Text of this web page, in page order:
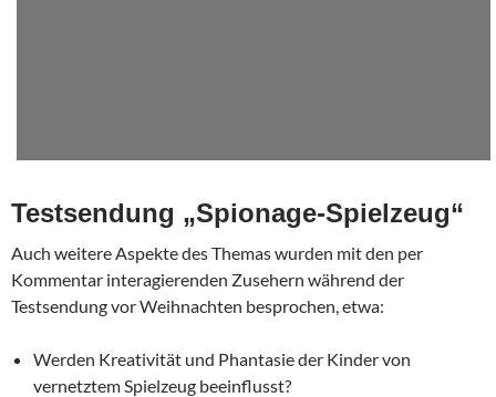
Testsendung „Spionage-Spielzeug“
Auch weitere Aspekte des Themas wurden mit den per
Kommentar interagierenden Zusehern während der
Testsendung vor Weihnachten besprochen, etwa:
Werden Kreativität und Phantasie der Kinder von
vernetztem Spielzeug beeinflusst?